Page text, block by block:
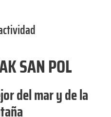
SAN POL
del mar y de la